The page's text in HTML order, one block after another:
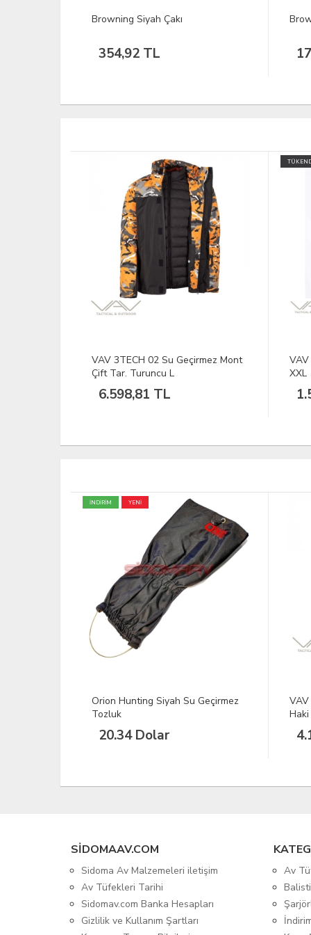
Browning Damaskus Çakı
17.00 Dolar
VAV Poltac-05 Polar Mont Siyah
XXL
1.558,76 TL
DFT
XL
VAV Poltac-03 Polar Mont Bej-
Haki M
4.198,60 TL
SIDOMAAV.COM
Sidoma Av Malzemeleri iletişim
Av Tüfekleri Tarihi
Sidomav.com Banka Hesapları
Gizlilik ve Kullanım Şartları
Av